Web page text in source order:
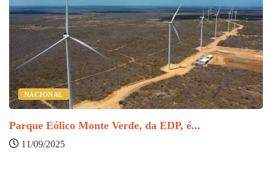
NACIONAL
Parque Eólico Monte Verde, da EDP, é...
11/09/2025